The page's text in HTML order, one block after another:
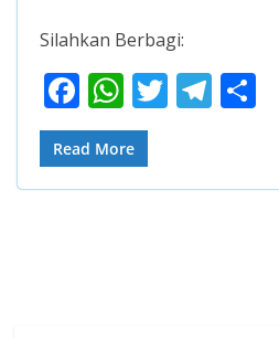
Silahkan Berbagi:
F
ac
e
b
W
h
at
s
T
er
T
gr e
Read More